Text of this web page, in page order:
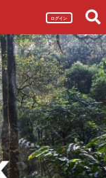
ログイン